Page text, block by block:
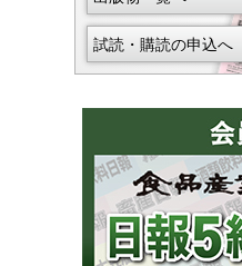
試読・購読の申込へ